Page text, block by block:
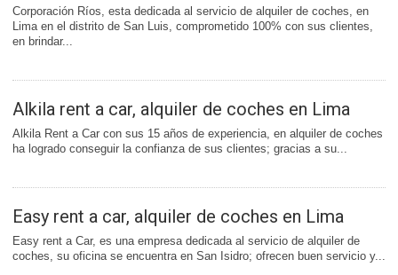
Corporación Ríos, esta dedicada al servicio de alquiler de coches, en
Lima en el distrito de San Luis, comprometido 100% con sus clientes,
en brindar...
Alkila rent a car, alquiler de coches en Lima
Alkila Rent a Car con sus 15 años de experiencia, en alquiler de coches
ha logrado conseguir la confianza de sus clientes; gracias a su...
Easy rent a car, alquiler de coches en Lima
Easy rent a Car, es una empresa dedicada al servicio de alquiler de
coches, su oficina se encuentra en San Isidro; ofrecen buen servicio y...